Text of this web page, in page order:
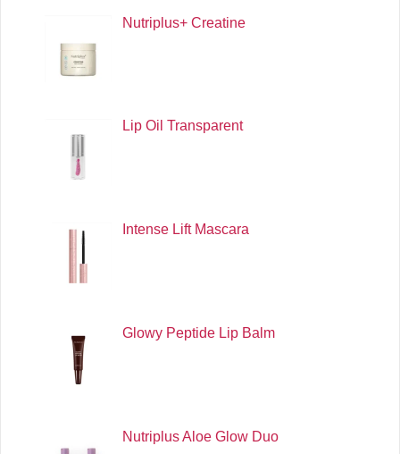
Nutriplus+ Creatine
Lip Oil Transparent
Intense Lift Mascara
Glowy Peptide Lip Balm
Nutriplus Aloe Glow Duo